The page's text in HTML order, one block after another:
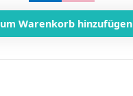
Warenkorb hinzufügen